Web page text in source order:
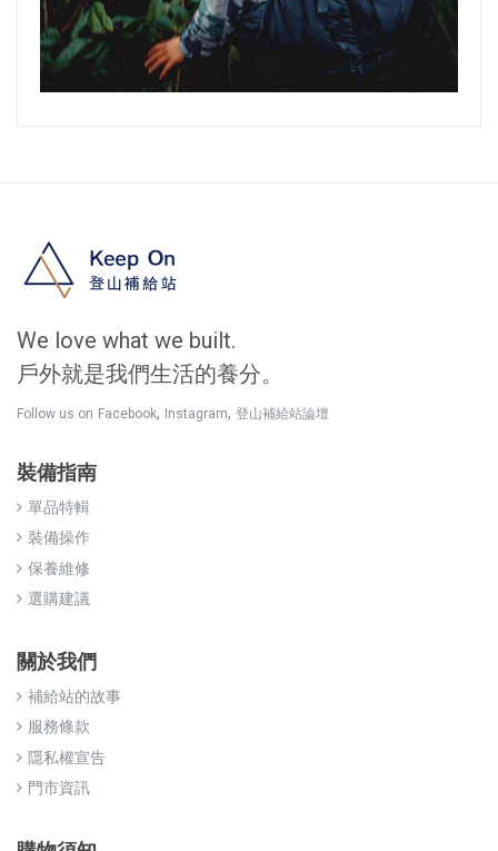
We love what we built.
戶外就是我們生活的養分。
Follow us on Facebook, Instagram, 登山補給站論壇
裝備指南
單品特輯
裝備操作
保養維修
選購建議
關於我們
補給站的故事
服務條款
隱私權宣告
門市資訊